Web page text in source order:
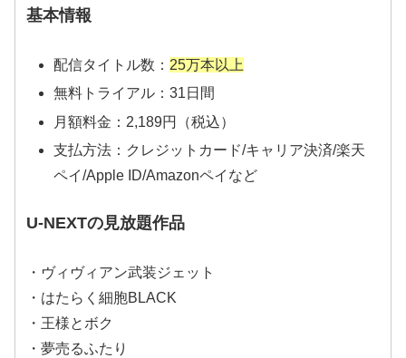
基本情報
配信タイトル数： 25万本以上
無料トライアル：31日間
月額料金：2,189円（税込）
支払方法：クレジットカード/キャリア決済/楽天
ペイ/Apple ID/Amazonペイなど
U-NEXTの見放題作品
・ヴィヴィアン武装ジェット
・はたらく細胞BLACK
・王様とボク
・夢売るふたり